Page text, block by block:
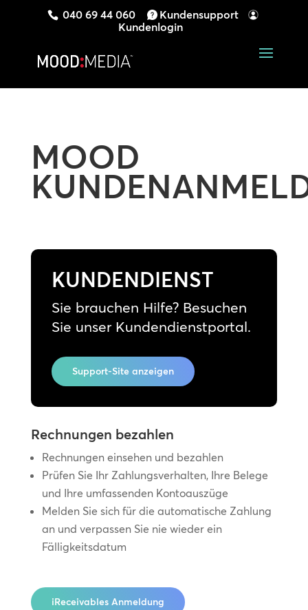
040 69 44 060
Kundensupport
Kundenlogin
MOOD
KUNDENDIENST
Sie brauchen Hilfe? Besuchen
Sie unser Kundendienstportal.
Support-Site anzeigen
Rechnungen bezahlen
Rechnungen einsehen und bezahlen
Prüfen Sie Ihr Zahlungsverhalten, Ihre Belege
und Ihre umfassenden Kontoauszüge
Melden Sie sich für die automatische Zahlung
an und verpassen Sie nie wieder ein
Fälligkeitsdatum
iReceivables Anmeldung